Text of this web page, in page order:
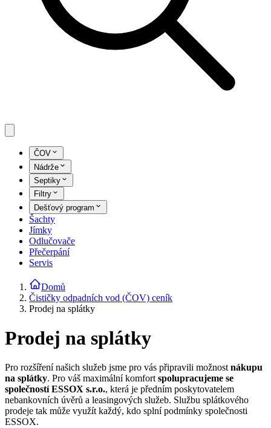
ČOV
Nádrže
Septiky
Filtry
Dešťový program
Šachty
Jímky
Odlučovače
Přečerpání
Servis
Domů
Čističky odpadních vod (ČOV) ceník
Prodej na splátky
Prodej na splátky
Pro rozšíření našich služeb jsme pro vás připravili možnostnákupu
na splátky. Pro váš maximální komfortspolupracujeme se
společností ESSOX s.r.o., která je předním poskytovatelem
nebankovních úvěrů a leasingových služeb. Službu splátkového
prodeje tak může využít každý, kdo splní podmínky společnosti
ESSOX.